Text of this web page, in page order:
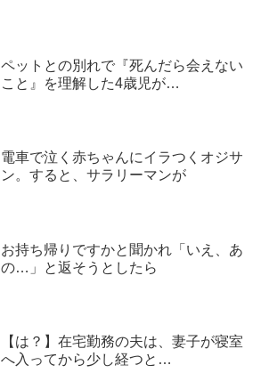
ペットとの別れで『死んだら会えない
こと』を理解した4歳児が…
電車で泣く赤ちゃんにイラつくオジサ
ン。すると、サラリーマンが
お持ち帰りですかと聞かれ「いえ、あ
の…」と返そうとしたら
【は？】在宅勤務の夫は、妻子が寝室
へ入ってから少し経つと…